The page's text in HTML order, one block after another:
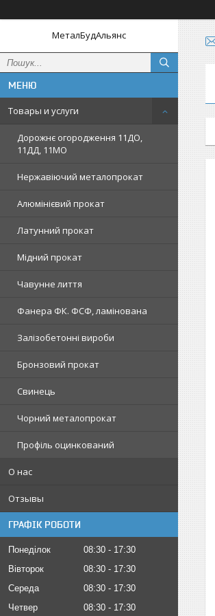
МеталБудАльянс
Товары и услуги
Дорожнє огородження 11ДО,
11ДД, 11МО
Нержавіючий металопрокат
Алюмінієвий прокат
Латунний прокат
Мідний прокат
Чавунне лиття
Фанера ФК. ФСФ, ламінована
Залізобетонні вироби
Бронзовий прокат
Свинець
Чорний металопрокат
Профіль оцинкований
О нас
Отзывы
ГРАФІК РОБОТИ
Понеділок 08:30
17:30
Вівторок
08:30
17:30
Середа
08:30
17:30
Четвер
08:30 17:30